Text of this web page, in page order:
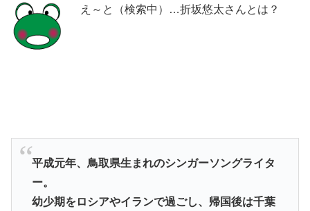
え～と（検索中）…折坂悠太さんとは？
平成元年、鳥取県生まれのシンガーソングライタ
ー。
幼少期をロシアやイランで過ごし、帰国後は千葉